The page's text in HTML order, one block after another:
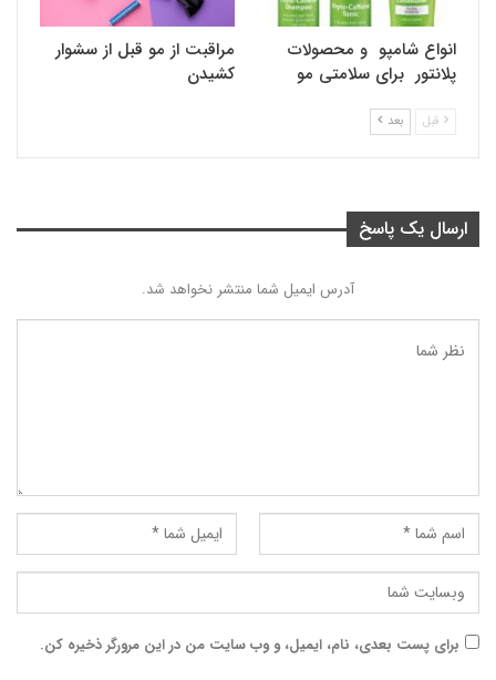
انواع شامپو و محصولات
پلانتور برای سلامتی مو
مراقبت از مو قبل از سشوار
کشیدن
قبل بعد
ارسال یک پاسخ
آدرس ایمیل شما منتشر نخواهد شد.
برای پست بعدی، نام، ایمیل، و وب سایت من در این مرورگر ذخیره کن.